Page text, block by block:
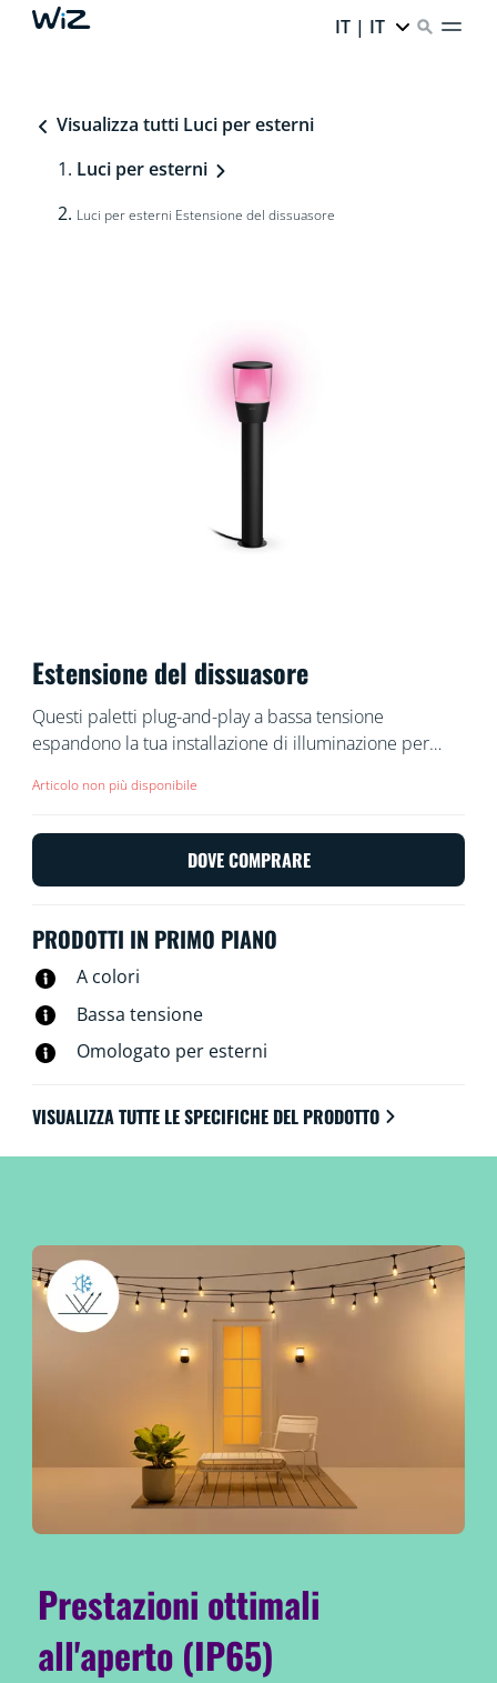
IT | IT
Visualizza tutti Luci per esterni
Luci per esterni
Luci per esterni Estensione del dissuasore
Estensione del dissuasore
Questi paletti plug-and-play a bassa tensione
espandono la tua installazione di illuminazione per
o riorganizzali a tuo piacimento, senza cavi aggiuntivi.
con la voce o tramite l'app WiZ.
Articolo non più disponibile
DOVE COMPRARE
PRODOTTI IN PRIMO PIANO
A colori
Bassa tensione
Omologato per esterni
VISUALIZZA TUTTE LE SPECIFICHE DEL PRODOTTO
Prestazioni ottimali
all'aperto (IP65)